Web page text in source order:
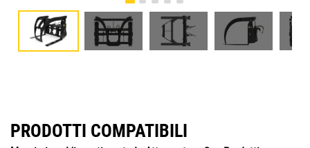
PRODOTTI COMPATIBILI